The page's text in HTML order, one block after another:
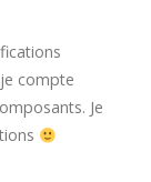
compte
Je